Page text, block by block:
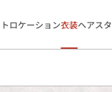
ロケーション衣装ヘアス